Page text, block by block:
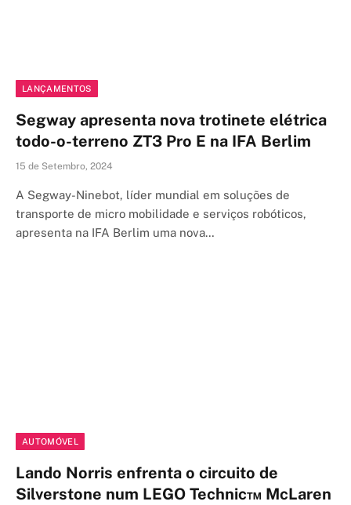
LANÇAMENTOS
Segway apresenta nova trotinete elétrica
todo-o-terreno ZT3 Pro E na IFA Berlim
15 de Setembro, 2024
A Segway-Ninebot, líder mundial em soluções de
transporte de micro mobilidade e serviços robóticos,
apresenta na IFA Berlim uma nova…
AUTOMÓVEL
Lando Norris enfrenta o circuito de
Silverstone num LEGO Technic™ McLaren